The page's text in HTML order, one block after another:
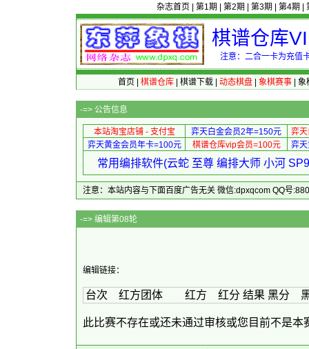
杂志首页 第1期 第2期 第3期 第4期
棋谱仓库
注意：二合一卡为充值
首页 棋谱仓库| 棋谱下载| 动态棋盘| 象棋赛事| 象
-=> 公告信息
本站淘宝店铺 - 支付宝 弈天白金会员2年=150元
弈
弈天黄金会员年卡=100元
棋谱仓库vip会员=100元 弈
常用编排软件(云蛇 至尊 编排大师 小河
注意：本站内容与下面百度广告无关 微信:dpxqcom QQ号
-=> 编辑
编辑链接：
台次 红方团体 红方 红分 结果 黑
此比赛不存在或还未通过审核或您目前不是